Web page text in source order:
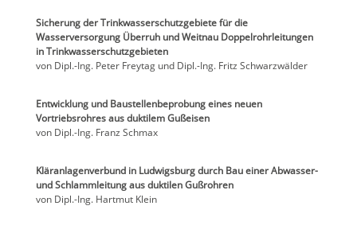
Sicherung der Trinkwasserschutzgebiete für die
Wasserversorgung Überruh und Weitnau Doppelrohrleitungen
in Trinkwasserschutzgebieten
von Dipl.-Ing. Peter Freytag und Dipl.-Ing. Fritz Schwarzwälder
Entwicklung und Baustellenbeprobung eines neuen
Vortriebsrohres aus duktilem Gußeisen
von Dipl.-Ing. Franz Schmax
Kläranlagenverbund in Ludwigsburg durch Bau einer Abwasser-
und Schlammleitung aus duktilen Gußrohren
von Dipl.-Ing. Hartmut Klein